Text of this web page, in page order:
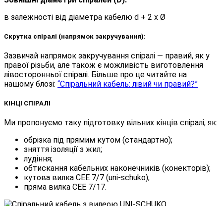
в залежності від діаметра кабелю d + 2 x Ø
Скрутка спіралі (напрямок закручування):
Зазвичай напрямок закручування спіралі — правий, як у
правої різьби, але також є можливість виготовлення
лівосторонньої спіралі. Більше про це читайте на
нашому блозі: “Спіральний кабель: лівий чи правий?”
КІНЦІ СПІРАЛІ
Ми пропонуємо таку підготовку вільних кінців спіралі, як:
обрізка під прямим кутом (стандартно);
зняття ізоляції з жил;
лудіння;
обтискання кабельних наконечників (конекторів);
кутова вилка CEE 7/7 (uni-schuko);
пряма вилка CEE 7/17.